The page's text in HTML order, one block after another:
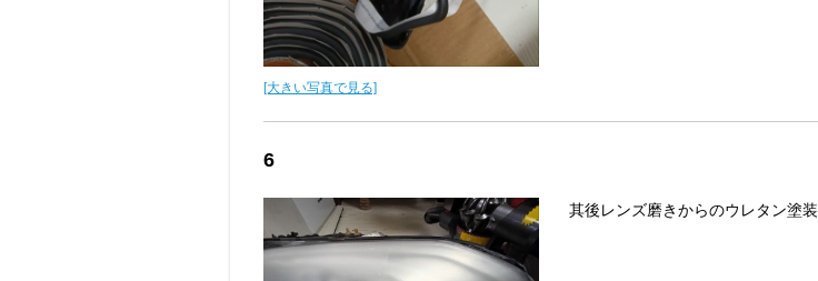
[大きい写真で見る]
6
其後レンズ磨きからのウレタン塗装